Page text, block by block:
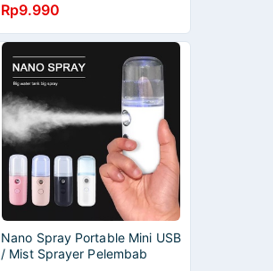
Portable Charger Nano Spray
Anak Murah
Rp9.990
Nano Spray Portable Mini USB
/ Mist Sprayer Pelembab